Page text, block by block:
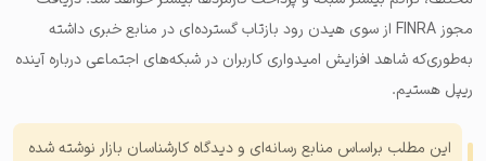
مجوز FINRA از سوی هیدن رود بازتاب گسترده‌ای در منابع خبری داشته
به‌طوری‌که شاهد افزایش امیدواری کاربران در شبکه‌های اجتماعی درباره آینده
ریپل هستیم.
این مطلب براساس منابع رسانه‌ای و دیدگاه کارشناسان بازار نوشته شده